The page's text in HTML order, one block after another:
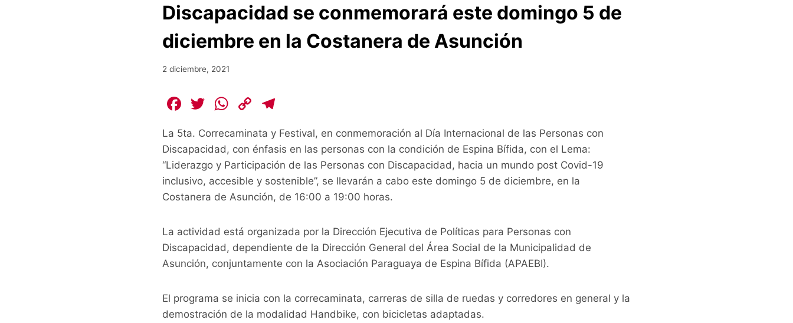
Discapacidad se conmemorará este domingo 5 de
diciembre en la Costanera de Asunción
2 diciembre, 2021
F
c
e
b
o
k
T
itt
er
W
at
s
A
p
C
p
y
Li
n
e
gr
a
m
La 5ta. Correcaminata y Festival, en conmemoración al Día Internacional de las Personas con
Discapacidad, con énfasis en las personas con la condición de Espina Bífida, con el Lema:
“Liderazgo y Participación de las Personas con Discapacidad, hacia un mundo post Covid-19
inclusivo, accesible y sostenible”, se llevarán a cabo este domingo 5 de diciembre, en la
Costanera de Asunción, de 16:00 a 19:00 horas.
La actividad está organizada por la Dirección Ejecutiva de Políticas para Personas con
Discapacidad, dependiente de la Dirección General del Área Social de la Municipalidad de
Asunción, conjuntamente con la Asociación Paraguaya de Espina Bífida (APAEBI).
El programa se inicia con la correcaminata, carreras de silla de ruedas y corredores en general y la
demostración de la modalidad Handbike, con bicicletas adaptadas.